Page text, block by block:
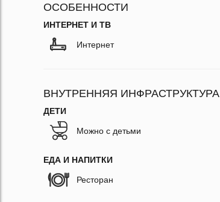
ОСОБЕННОСТИ
ИНТЕРНЕТ И ТВ
Интернет
ВНУТРЕННЯЯ ИНФРАСТРУКТУРА
ДЕТИ
Можно с детьми
ЕДА И НАПИТКИ
Ресторан